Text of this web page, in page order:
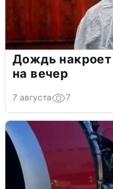
Дождь накроет
на вечер
7 августа 7